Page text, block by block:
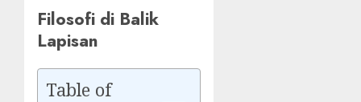
Filosofi di Balik
Lapisan
Table of